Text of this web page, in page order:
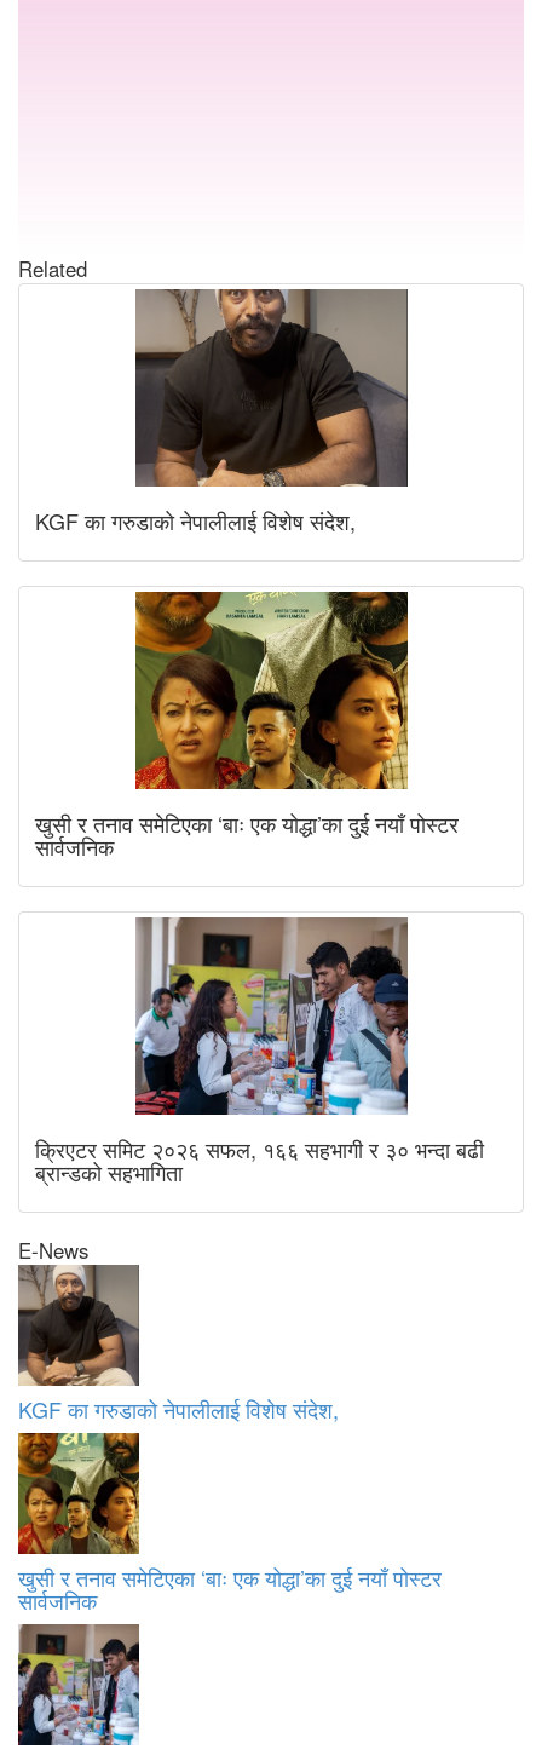
Related
KGF का गरुडाको नेपालीलाई विशेष संदेश,
खुसी र तनाव समेटिएका ‘बाः एक योद्धा’का दुई नयाँ पोस्टर
सार्वजनिक
क्रिएटर समिट २०२६ सफल, १६६ सहभागी र ३० भन्दा बढी
ब्रान्डको सहभागिता
E-News
KGF का गरुडाको नेपालीलाई विशेष संदेश,
खुसी र तनाव समेटिएका ‘बाः एक योद्धा’का दुई नयाँ पोस्टर
सार्वजनिक